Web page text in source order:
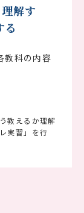
解す
る
教科の内容
教えるか理解
実習」を行